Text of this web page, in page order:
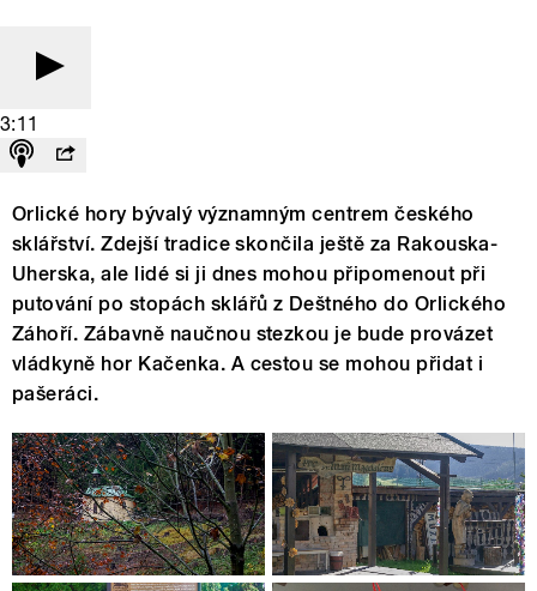
3:11
Orlické hory bývalý významným centrem českého
sklářství. Zdejší tradice skončila ještě za Rakouska-
Uherska, ale lidé si ji dnes mohou připomenout při
putování po stopách sklářů z Deštného do Orlického
Záhoří. Zábavně naučnou stezkou je bude provázet
vládkyně hor Kačenka. A cestou se mohou přidat i
pašeráci.